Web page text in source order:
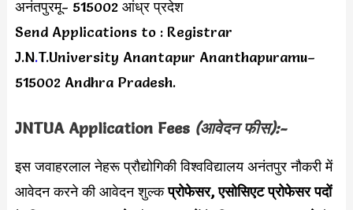
अनंतपुरमू- 515002 आंध्र प्रदेश
Send Applications to : Registrar
J.N.T.University Anantapur Ananthapuramu–
515002 Andhra Pradesh.
JNTUA Application Fees (आवेदन फीस):-
इस जवाहरलाल नेहरू प्रौद्योगिकी विश्वविद्यालय अनंतपुर नौकरी में
आवेदन करने की आवेदन शुल्कप्रोफेसर, एसोसिएट प्रोफेसर पदों